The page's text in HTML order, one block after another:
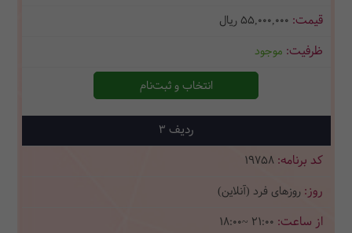
55,000,000 ریال
موجود
انتخاب و ثبت‌نام
3
19758
روزهای فرد (آنلاین)
18:00~ 21:00